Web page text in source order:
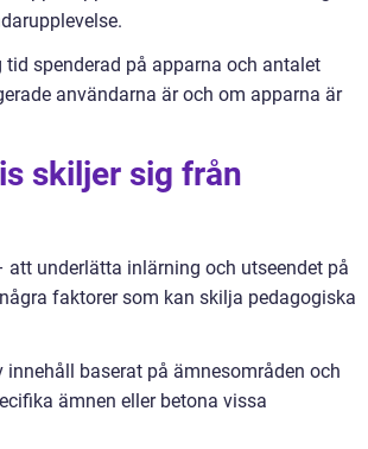
spenderad på apparna och antalet
användarna är och om apparna är
skiljer sig från
underlätta inlärning och utseendet på
faktorer som kan skilja pedagogiska
baserat på ämnesområden och
ämnen eller betona vissa